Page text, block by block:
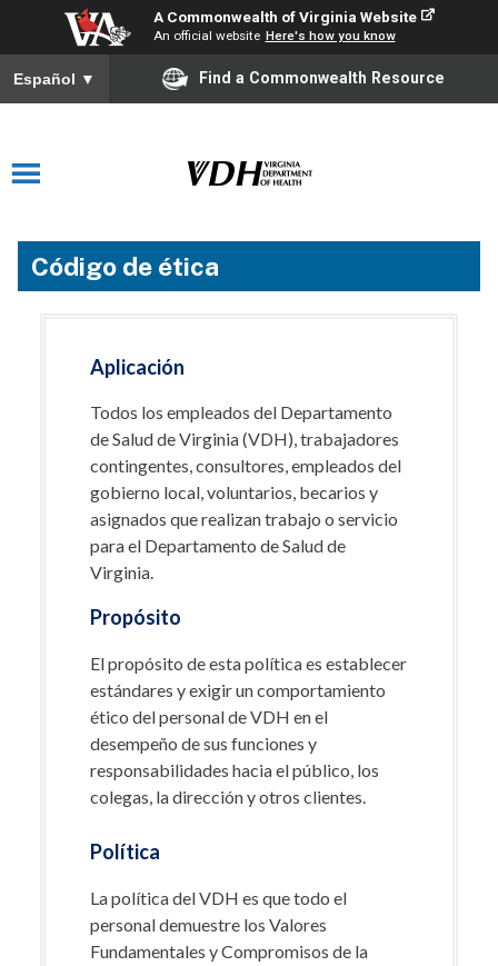
A Commonwealth of Virginia Website
An official website Here's how you know
Español ▼ Find a Commonwealth Resource
Código de ética
Aplicación
Todos los empleados del Departamento
de Salud de Virginia (VDH), trabajadores
contingentes, consultores, empleados del
gobierno local, voluntarios, becarios y
asignados que realizan trabajo o servicio
para el Departamento de Salud de
Virginia.
Propósito
El propósito de esta política es establecer
estándares y exigir un comportamiento
ético del personal de VDH en el
desempeño de sus funciones y
responsabilidades hacia el público, los
colegas, la dirección y otros clientes.
Política
La política del VDH es que todo el
personal demuestre los Valores
Fundamentales y Compromisos de la